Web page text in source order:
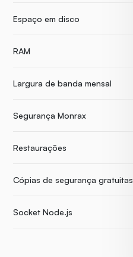
Espaço em disco
RAM
Largura de banda mensal
Segurança Monrax
Restaurações
Cópias de segurança gratuitas
Socket Node.js